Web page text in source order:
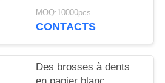
buccaux 350g Boîte en
papier blanc 60 jours d'
MOQ:10000pcs
CONTACTS
Des brosses à dents
en papier blanc